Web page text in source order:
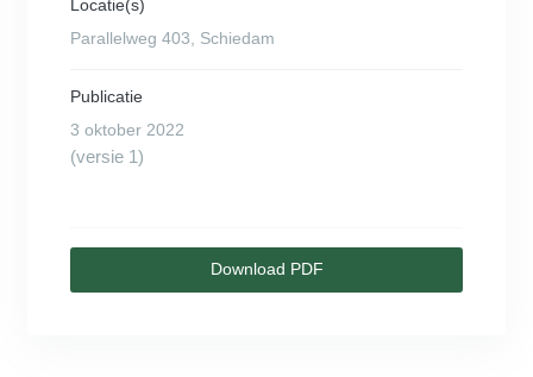
Locatie(s)
Parallelweg 403, Schiedam
Publicatie
3 oktober 2022
(versie 1)
Download PDF